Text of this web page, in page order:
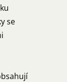
se